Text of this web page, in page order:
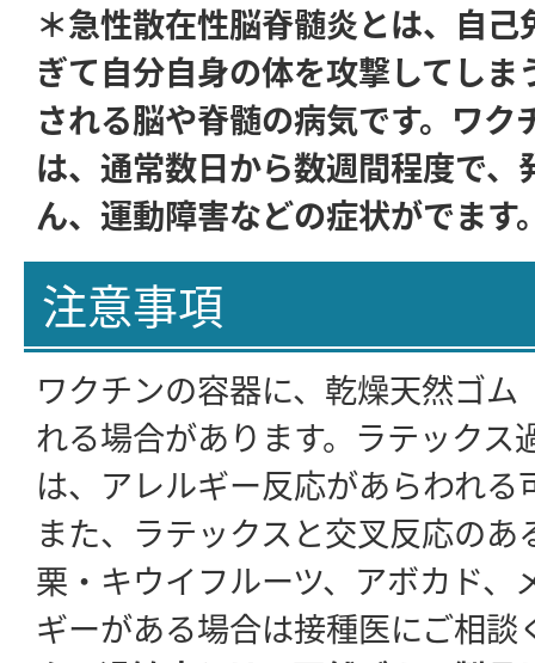
＊急性散在性脳脊髄炎とは、自
ぎて自分自身の体を攻撃してしま
される脳や脊髄の病気です。ワク
は、通常数日から数週間程度で
ん、運動障害などの症状がでます
注意事項
ワクチンの容器に、乾燥天然ゴム
れる場合があります。ラテックス
は、アレルギー反応があらわれる
また、ラテックスと交叉反応の
栗・キウイフルーツ、アボカド、
ギーがある場合は接種医にご相談